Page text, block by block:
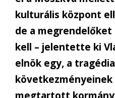
kulturális központ
de a
kell – jelentette ki
elnök egy, a tragédia
következményeinek